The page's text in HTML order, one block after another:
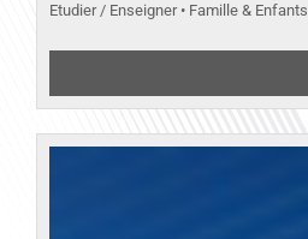
Etudier / Enseigner • Famille & Enfants